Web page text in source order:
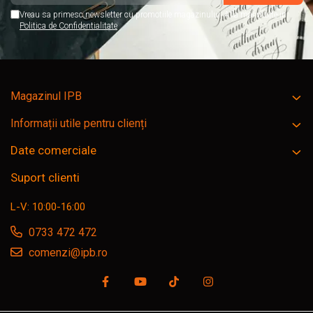
Vreau sa primesc newsletter cu promotiile magazinului. Afla mai multe in
Politica de Confidentialitate
Magazinul IPB
Informații utile pentru clienți
Date comerciale
Suport clienti
L-V: 10:00-16:00
0733 472 472
comenzi@ipb.ro